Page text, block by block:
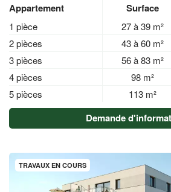
Appartement Surface
1 pièce 27 à 39 m²
2 pièces 43 à 60 m²
3 pièces 56 à 83 m²
4 pièces 98 m²
5 pièces 113 m²
Demande
TRAVAUX EN COURS